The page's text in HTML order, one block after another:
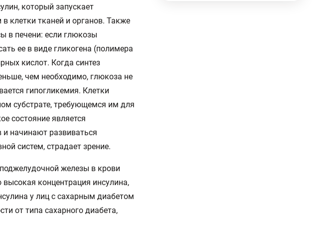
который запускает
клетки тканей и органов. Также
в печени: если глюкозы
ее в виде гликогена (полимера
кислот. Когда синтез
чем необходимо, глюкоза не
гипогликемия. Клетки
субстрате, требующемся им для
состояние является
начинают развиваться
систем, страдает зрение.
железы в крови
концентрация инсулина,
у лиц с сахарным диабетом
от типа сахарного диабета,